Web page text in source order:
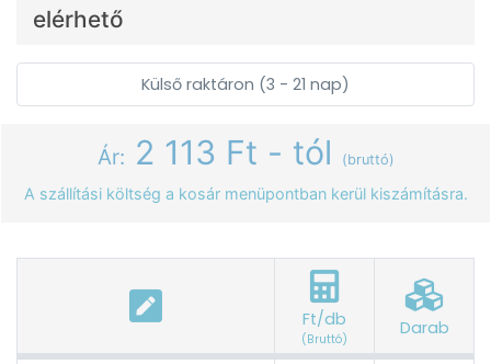
elérhető
Külső raktáron (3 - 21 nap)
Ár: 2 113 Ft - tól (bruttó)
A szállítási költség a kosár menüpontban kerül kiszámításra.
Ft/db
(Bruttó)
Darab